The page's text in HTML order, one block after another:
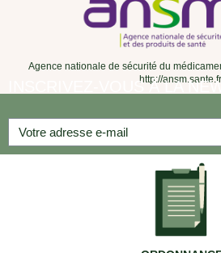
Agence nationale de sécurité du
http://
INSCRIVEZ-VOUS À LA